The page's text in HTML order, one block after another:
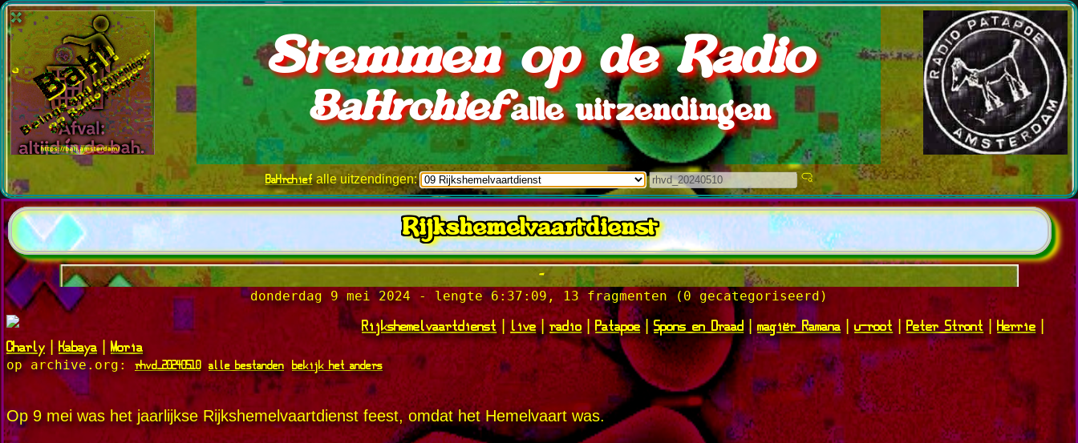
Stemmen op de Radio
BaHrchiefalle uitzendingen
BaHrchiefalle uitzendingen:
Rijkshemelvaartdienst
-
donderdag 9 mei 2024 - lengte 6:37:09, 13 fragmenten (0 gecategoriseerd)
Rijkshemelvaartdienst|live|radio|Patapoe|Spons en Draad |magiër Ramana|u-root|Peter Stront|Herrie|
Charly|Kabaya|Moria
op archive.org:rhvd_20240510 alle bestanden bekijk het anders
Op 9 mei was het jaarlijkse Rijkshemelvaartdienst feest, omdat het Hemelvaart was.